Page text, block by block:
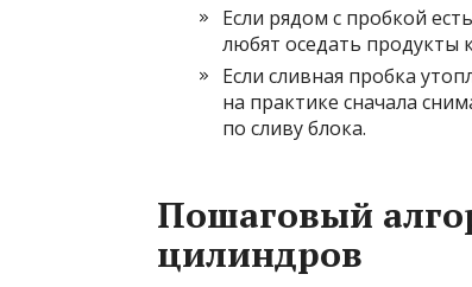
Если рядом с пробкой
любят оседать продукты
Если сливная пробка
на практике сначала
по сливу блока.
Пошаговый
цилиндров